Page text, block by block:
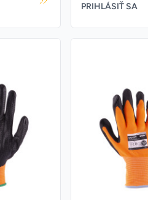
PRIHLÁSIŤ SA